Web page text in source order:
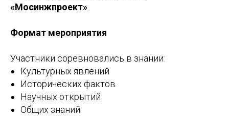
«Мосинжпроект»
Формат мероприятия
Участники соревновались в знании:
Культурных явлений
Исторических фактов
Научных открытий
Общих знаний